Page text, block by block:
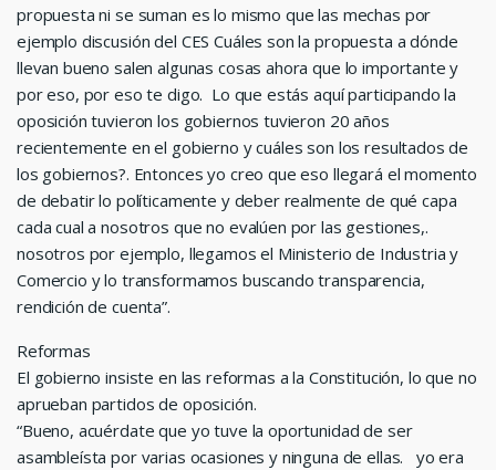
propuesta ni se suman es lo mismo que las mechas por
ejemplo discusión del CES Cuáles son la propuesta a dónde
llevan bueno salen algunas cosas ahora que lo importante y
por eso, por eso te digo. Lo que estás aquí participando la
oposición tuvieron los gobiernos tuvieron 20 años
recientemente en el gobierno y cuáles son los resultados de
los gobiernos?. Entonces yo creo que eso llegará el momento
de debatir lo políticamente y deber realmente de qué capa
cada cual a nosotros que no evalúen por las gestiones,.
nosotros por ejemplo, llegamos el Ministerio de Industria y
Comercio y lo transformamos buscando transparencia,
rendición de cuenta”.
Reformas
El gobierno insiste en las reformas a la Constitución, lo que no
aprueban partidos de oposición.
“Bueno, acuérdate que yo tuve la oportunidad de ser
asambleísta por varias ocasiones y ninguna de ellas. yo era